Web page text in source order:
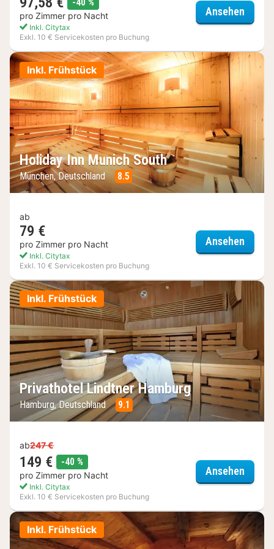
pro Zimmer pro Nacht
Inkl. Citytax
Exkl. 10 € Servicekosten pro Buchung
Ansehen
Inkl. Frühstück
Holiday Inn Munich South
München, Deutschland 8.5
ab
79 €
pro Zimmer pro Nacht
Inkl. Citytax
Exkl. 10 € Servicekosten pro Buchung
Ansehen
Inkl. Frühstück
Privathotel Lindtner Hamburg
Hamburg, Deutschland 9.1
ab247 €
149 € -40 %
pro Zimmer pro Nacht
Inkl. Citytax
Exkl. 10 € Servicekosten pro Buchung
Ansehen
Inkl. Frühstück